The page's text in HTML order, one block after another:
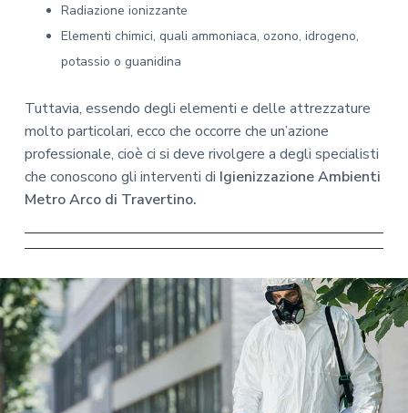
Radiazione ionizzante
Elementi chimici, quali ammoniaca, ozono, idrogeno,
potassio o guanidina
Tuttavia, essendo degli elementi e delle attrezzature
molto particolari, ecco che occorre che un’azione
professionale, cioè ci si deve rivolgere a degli specialisti
che conoscono gli interventi di Igienizzazione Ambienti
Metro Arco di Travertino.